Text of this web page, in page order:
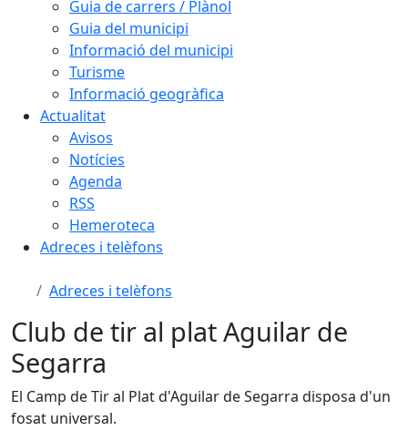
Guia de carrers / Plànol
Guia del municipi
Informació del municipi
Turisme
Informació geogràfica
Actualitat
Avisos
Notícies
Agenda
RSS
Hemeroteca
Adreces i telèfons
Adreces i telèfons
Club de tir al plat Aguilar de
Segarra
El Camp de Tir al Plat d'Aguilar de Segarra disposa d'un
fosat universal.